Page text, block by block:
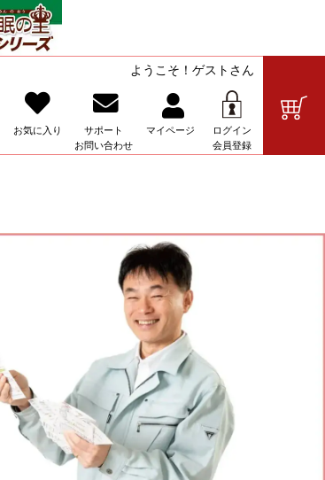
ようこそ！ゲストさん
お気に入り
サポート
お問い合わせ
マイページ
ログイン
会員登録